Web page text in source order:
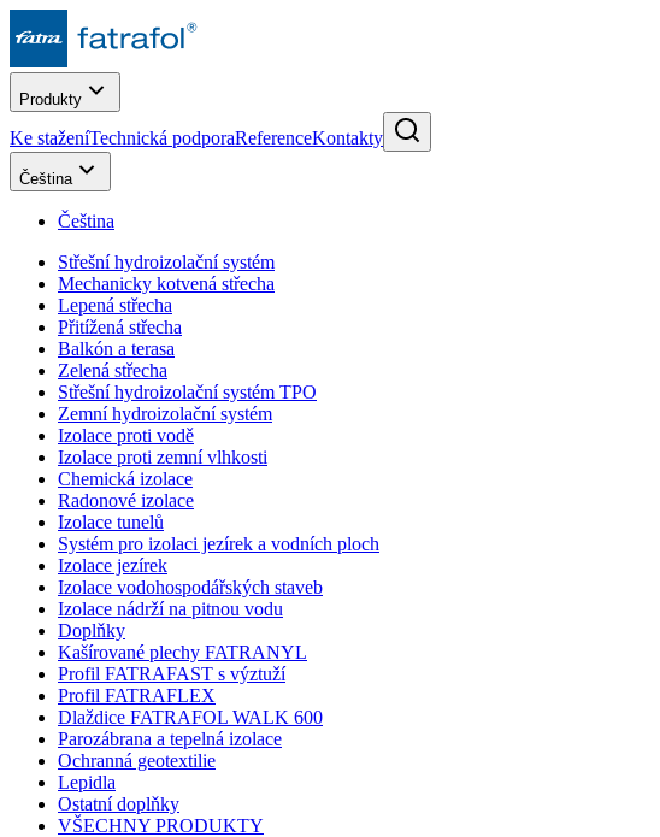
Produkty
Ke staženíTechnická podporaReferenceKontakty
Čeština
Čeština
Střešní hydroizolační systém
Mechanicky kotvená střecha
Lepená střecha
Přitížená střecha
Balkón a terasa
Zelená střecha
Střešní hydroizolační systém TPO
Zemní hydroizolační systém
Izolace proti vodě
Izolace proti zemní vlhkosti
Chemická izolace
Radonové izolace
Izolace tunelů
Systém pro izolaci jezírek a vodních ploch
Izolace jezírek
Izolace vodohospodářských staveb
Izolace nádrží na pitnou vodu
Doplňky
Kašírované plechy FATRANYL
Profil FATRAFAST s výztuží
Profil FATRAFLEX
Dlaždice FATRAFOL WALK 600
Parozábrana a tepelná izolace
Ochranná geotextilie
Lepidla
Ostatní doplňky
VŠECHNY PRODUKTY